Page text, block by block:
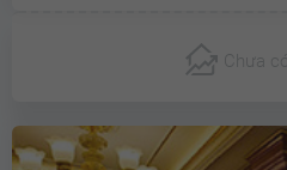
Chưa có